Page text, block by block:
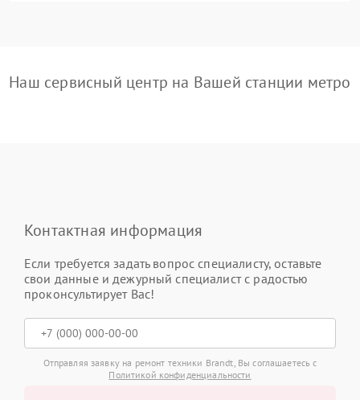
Наш сервисный центр на Вашей станции метро
Контактная информация
Если требуется задать вопрос специалисту, оставьте
свои данные и дежурный специалист с радостью
проконсультирует Вас!
Отправляя заявку на ремонт техники Brandt, Вы соглашаетесь с
Политикой конфиденциальности